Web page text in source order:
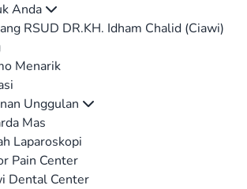
Anda
RSUD DR.KH. Idham Chalid (Ciawi)
Menarik
Unggulan
Mas
Laparoskopi
Pain Center
Dental Center